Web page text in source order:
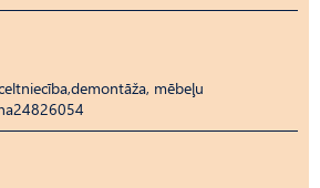
mēbeļu